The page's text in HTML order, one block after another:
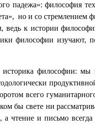
падежа»: философия
но и со стремлением
ведь к истории
философии изучают,
историка философии:
всего
бы свете ни
а чтение и письмо